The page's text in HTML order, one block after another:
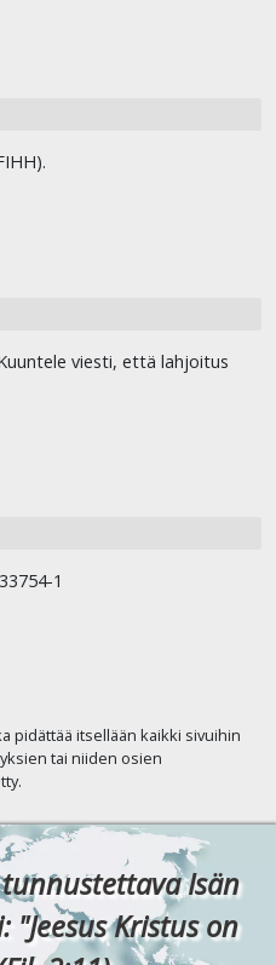
viesti, että lahjoitus
1
pidättää itsellään kaikki sivuihin
tai niiden osien
Isän
"Jeesus Kristus on